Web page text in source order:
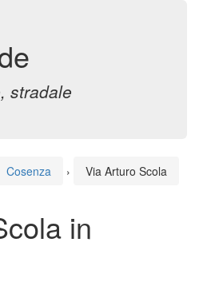
stradale
Cosenza › Via Arturo Scola
in